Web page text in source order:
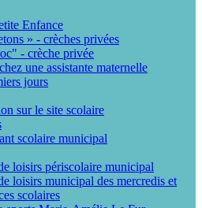
Enfance
» - crèches privées
- crèche privée
une assistante maternelle
jours
sur le site scolaire
scolaire municipal
loisirs périscolaire municipal
loisirs municipal des mercredis et
scolaires